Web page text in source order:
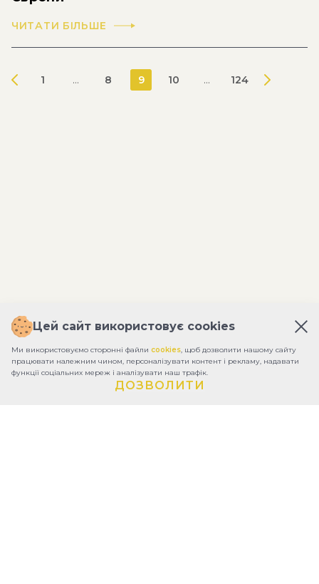
ЧИТАТИ БІЛЬШЕ
1 ... 8 9 10 ... 124
Цей сайт використовує cookies
Ми використовуємо сторонні файли cookies, щоб дозволити нашому сайту
працювати належним чином, персоналізувати контент і рекламу, надавати
функції соціальних мереж і аналізувати наш трафік.
ДОЗВОЛИТИ